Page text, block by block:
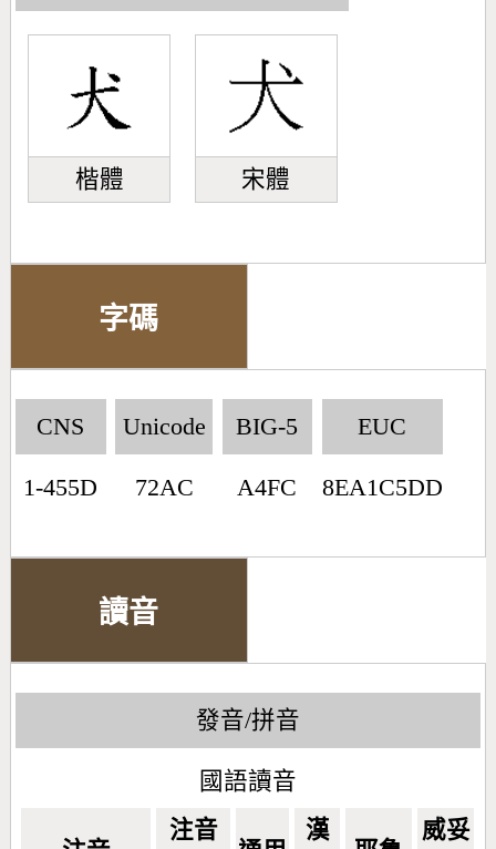
楷體 宋體
字碼
CNS
1-455D
Unicode
72AC
BIG-5
A4FC
EUC
8EA1C5DD
讀音
發音/拼音
國語讀音
注音 漢 威妥